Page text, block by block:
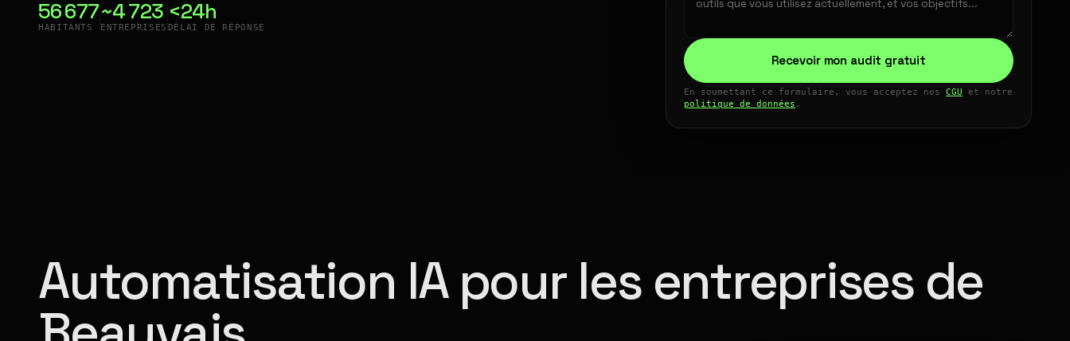
56 677
HABITANTS
~4 723
ENTREPRISES
<24h
DÉLAI DE RÉPONSE
Recevoir mon audit gratuit
En soumettant ce formulaire, vous acceptez nos CGU et notre
politique de données .
Automatisation IA pour les entreprises de